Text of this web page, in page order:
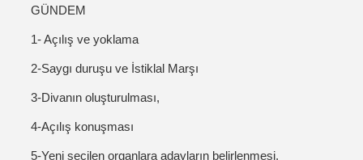
GÜNDEM
1- Açılış ve yoklama
2-Saygı duruşu ve İstiklal Marşı
3-Divanın oluşturulması,
4-Açılış konuşması
5-Yeni seçilen organlara adayların belirlenmesi,